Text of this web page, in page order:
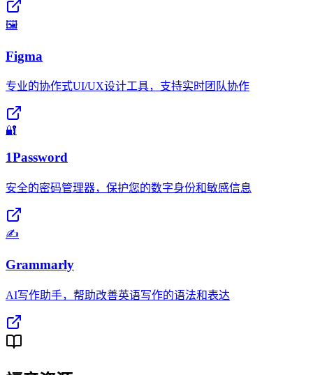
🖼️
Figma
专业的协作式UI/UX设计工具，支持实时团队协作
🔐
1Password
安全的密码管理器，保护您的数字身份和敏感信息
✍️
Grammarly
AI写作助手，帮助改善英语写作的语法和表达